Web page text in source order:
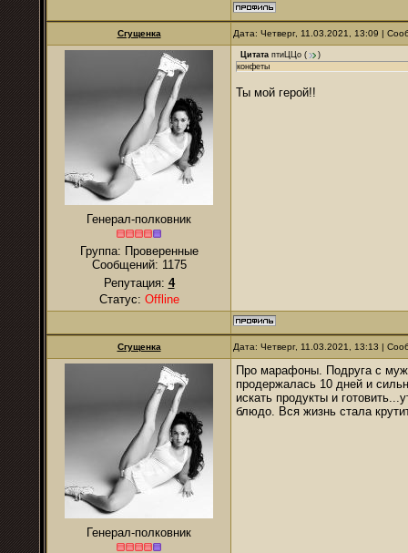
Сгущенка Дата: Четверг, 11.03.2021, 13:09 |
Генерал-полковник
Группа: Проверенные
Сообщений: 1175
Репутация: 4
Статус: Offline
Цитата птиЦЦо (
)
конфеты
Ты мой герой!!
Сгущенка Дата: Четверг, 11.03.2021, 13:13 |
Генерал-полковник
Про марафоны. Подруга с
продержалась 10 дней и
искать продукты и
блюдо. Вся жизнь стала